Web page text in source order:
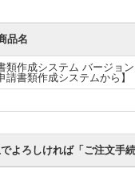
品名
類作成システム バージョン
書類作成システムから】
でよろしければ「ご注文手